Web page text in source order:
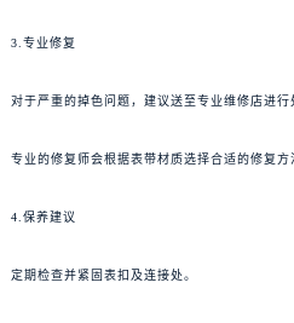
3.专业修复
对于严重的掉色问题，建议送至专业维修店进行
专业的修复师会根据表带材质选择合适的修复方
4.保养建议
定期检查并紧固表扣及连接处。